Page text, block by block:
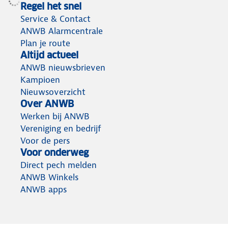
Regel het snel
Service & Contact
ANWB Alarmcentrale
Plan je route
Altijd actueel
ANWB nieuwsbrieven
Kampioen
Nieuwsoverzicht
Over ANWB
Werken bij ANWB
Vereniging en bedrijf
Voor de pers
Voor onderweg
Direct pech melden
ANWB Winkels
ANWB apps